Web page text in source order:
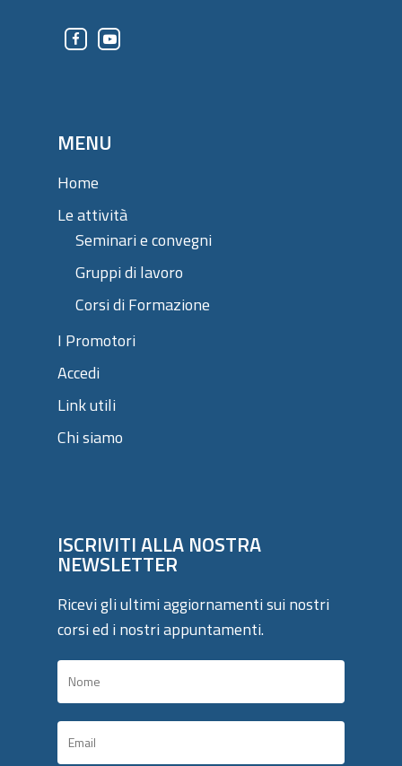
MENU
Home
Le attività
Seminari e convegni
Gruppi di lavoro
Corsi di Formazione
I Promotori
Accedi
Link utili
Chi siamo
ISCRIVITI ALLA NOSTRA
NEWSLETTER
Ricevi gli ultimi aggiornamenti sui nostri
corsi ed i nostri appuntamenti.